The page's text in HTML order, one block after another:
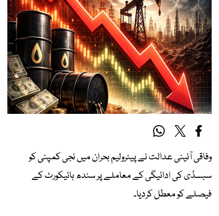
وفاقی آئینی عدالت نے پیٹرولیم بحران میں نجی کمپنی کو
سبسڈی کی ادائیگی کے معاملے پر سندھ ہائیکورٹ کے
فیصلے کو معطل کردیا۔